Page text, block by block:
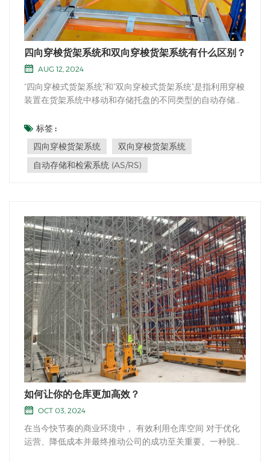
四向穿梭货架系统和双向穿梭货架系统有什么区别？
AUG 12, 2024
“四向穿梭式货架系统”和“双向穿梭式货架系统”是指利用穿梭
装置在货架系统中移动和存储托盘的不同类型的自动存储和
向穿梭架系统： 1、运动：在四向穿梭货架系统中，穿梭装
置可以向前、向后、向左、向右四个方向运动。这使得在货
架系统内访问...
标签 :
四向穿梭货架系统
双向穿梭货架系统
自动存储和检索系统 (AS/RS)
如何让你的仓库更加高效？
OCT 03, 2024
在当今快节奏的商业环境中， 有效利用仓库空间 对于优化
运营、降低成本并最终推动公司的成功至关重要。一种脱颖